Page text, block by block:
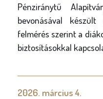
Pénziránytű
bevonásával
felmérés szerint a
biztosításokkal
2026. március 4.